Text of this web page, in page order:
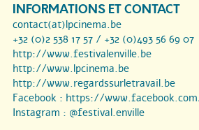
INFORMATIONS ET CONTACT
contact(at)lpcinema.be
+32 (0)2 538 17 57 / +32 (0)493 56 69 07
http://www.festivalenville.be
http://www.lpcinema.be
http://www.regardssurletravail.be
Facebook : https://
Instagram : @festival.enville